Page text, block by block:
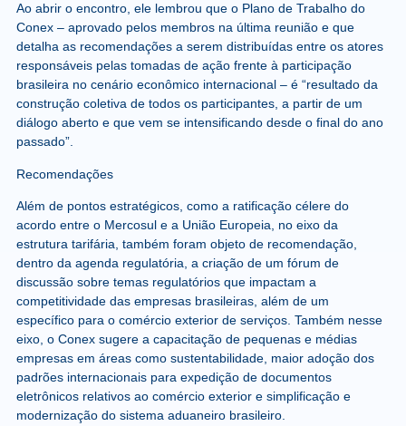
Ao abrir o encontro, ele lembrou que o Plano de Trabalho do
Conex – aprovado pelos membros na última reunião e que
detalha as recomendações a serem distribuídas entre os atores
responsáveis pelas tomadas de ação frente à participação
brasileira no cenário econômico internacional – é “resultado da
construção coletiva de todos os participantes, a partir de um
diálogo aberto e que vem se intensificando desde o final do ano
passado”.
Recomendações
Além de pontos estratégicos, como a ratificação célere do
acordo entre o Mercosul e a União Europeia, no eixo da
estrutura tarifária, também foram objeto de recomendação,
dentro da agenda regulatória, a criação de um fórum de
discussão sobre temas regulatórios que impactam a
competitividade das empresas brasileiras, além de um
específico para o comércio exterior de serviços. Também nesse
eixo, o Conex sugere a capacitação de pequenas e médias
empresas em áreas como sustentabilidade, maior adoção dos
padrões internacionais para expedição de documentos
eletrônicos relativos ao comércio exterior e simplificação e
modernização do sistema aduaneiro brasileiro.